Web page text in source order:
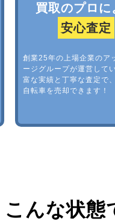
買取のプロに
安心査定
創業25年の上場企業のア
ージグループが運営して
富な実績と丁寧な査定で
自転車を売却できます！
こんな状態